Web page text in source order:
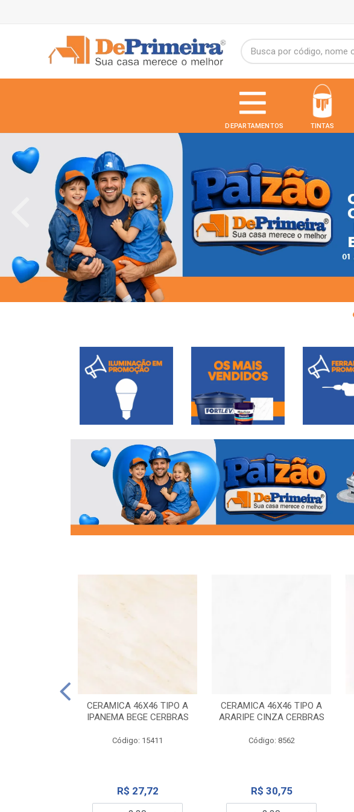
DEPARTAMENTOS TINTAS
CERAMICA 46X46 TIPO A
IPANEMA BEGE CERBRAS
Código: 15411
R$ 27,72
CERAMICA 46X46 TIPO A
ARARIPE CINZA CERBRAS
Código: 8562
R$ 30,75